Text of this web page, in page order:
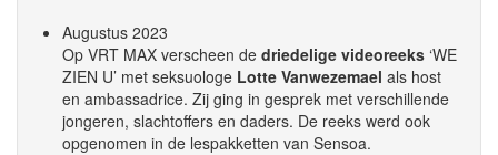
Augustus 2023
Op VRT MAX verscheen de driedelige videoreeks ‘WE
ZIEN U’ met seksuologe Lotte Vanwezemael als host
en ambassadrice. Zij ging in gesprek met verschillende
jongeren, slachtoffers en daders. De reeks werd ook
opgenomen in de lespakketten van Sensoa.